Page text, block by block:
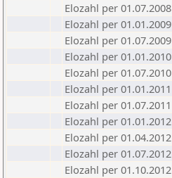
Elozahl per 01.07.2008
Elozahl per 01.01.2009
Elozahl per 01.07.2009
Elozahl per 01.01.2010
Elozahl per 01.07.2010
Elozahl per 01.01.2011
Elozahl per 01.07.2011
Elozahl per 01.01.2012
Elozahl per 01.04.2012
Elozahl per 01.07.2012
Elozahl per 01.10.2012